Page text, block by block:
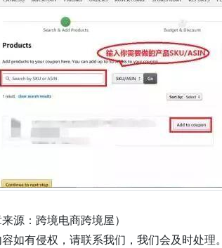
来源： 跨境电商跨境屋）
容如有侵权，请联系我们，我们会及时处理。